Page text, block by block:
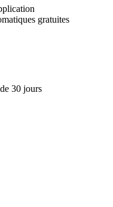
gratuites
30 jours